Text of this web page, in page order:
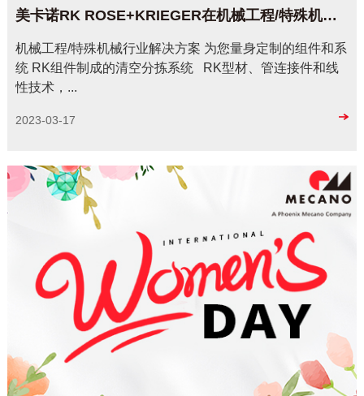
美卡诺RK ROSE+KRIEGER在机械工程/特殊机械行业的解决方案
机械工程/特殊机械行业解决方案 为您量身定制的组件和系
统 RK组件制成的清空分拣系统 RK型材、管连接件和线
性技术，...
2023-03-17